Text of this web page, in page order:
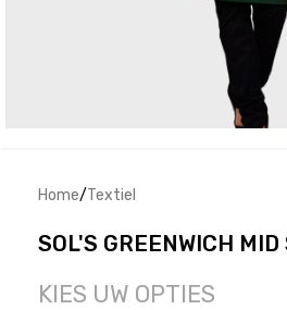
Home/Textiel
SOL'S GREENWICH MID
KIES UW OPTIES